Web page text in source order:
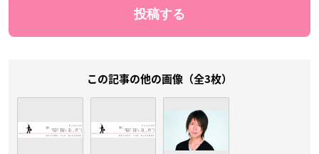
この記事の他の画像（全3枚）